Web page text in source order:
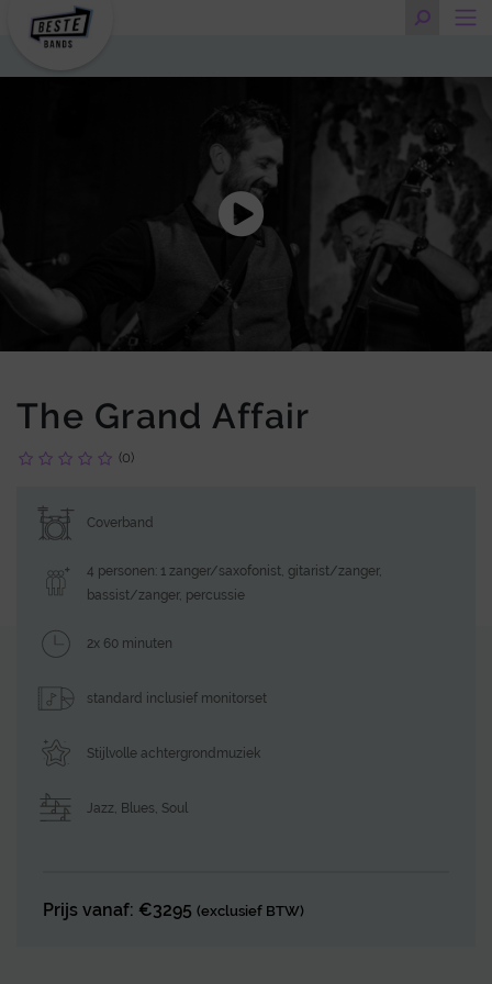
The Grand Affair
(0)
Coverband
4 personen: 1 zanger/saxofonist, gitarist/zanger,
bassist/zanger, percussie
2x 60 minuten
standard inclusief monitorset
Stijlvolle achtergrondmuziek
Jazz, Blues, Soul
Prijs vanaf: €3295 (exclusief BTW)